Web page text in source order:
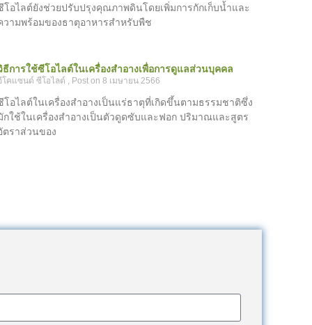
โอไลต์ยังช่วยปรับปรุงคุณภาพดินโดยเพิ่มการกักเก็บน้ำและ
วามพร้อมของธาตุอาหารสำหรับพืช
ธีการใช้ซีโอไลต์ในเครื่องสำอางเพื่อการดูแลส่วนบุคคล
โคแซนด์ ซีโอไลต์ 8 เมษายน 2566
โอไลต์ในเครื่องสำอางเป็นแร่ธาตุที่เกิดขึ้นตามธรรมชาติซึ่ง
กใช้ในเครื่องสำอางเป็นตัวดูดซับและฟอก ปริมาณและสูตร
ตราส่วนของ